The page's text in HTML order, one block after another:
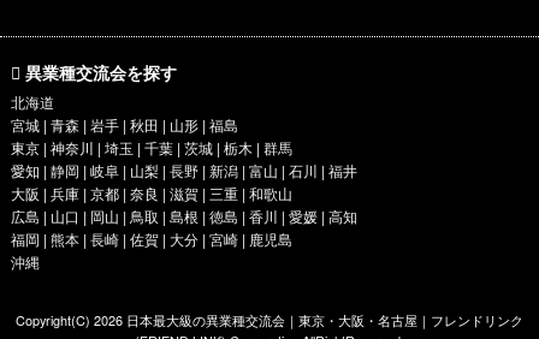
異業種交流会を探す
北海道
宮城 | 青森 | 岩手 | 秋田 | 山形 | 福島
東京| 神奈川 | 埼玉 | 千葉 | 茨城 | 栃木 | 群馬
愛知 | 静岡 | 岐阜 | 山梨 | 長野 | 新潟 | 富山 | 石川 | 福井
大阪 | 兵庫| 京都| 奈良 | 滋賀 | 三重 | 和歌山
広島 | 山口 | 岡山 | 鳥取 | 島根 | 徳島 | 香川 | 愛媛 | 高知
福岡 | 熊本 | 長崎 | 佐賀 | 大分 | 宮崎 | 鹿児島
沖縄
Copyright(C) 2026 日本最大級の異業種交流会｜東京・大阪・名古屋｜フレンドリンク